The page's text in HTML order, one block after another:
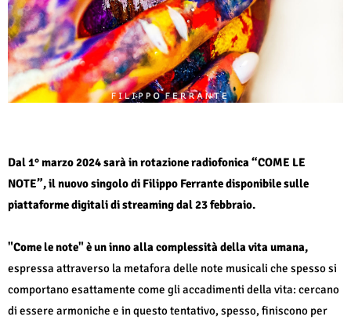
Dal 1° marzo 2024 sarà in rotazione radiofonica “COME LE
NOTE”, il nuovo singolo di Filippo Ferrante disponibile sulle
piattaforme digitali di streaming dal 23 febbraio.
"Come le note" è un inno alla complessità della vita umana,
espressa attraverso la metafora delle note musicali che spesso si
comportano esattamente come gli accadimenti della vita: cercano
di essere armoniche e in questo tentativo, spesso, finiscono per